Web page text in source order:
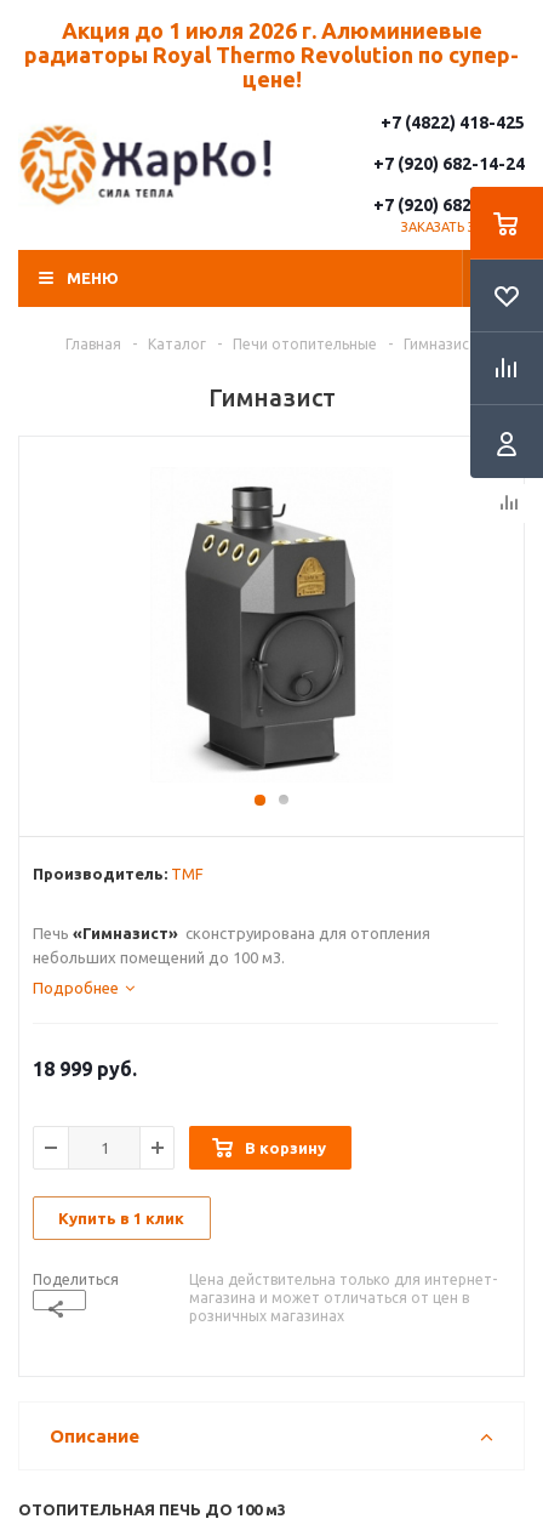
Акция до 1 июля 2026 г. Алюминиевые
радиаторы Royal Thermo Revolution по супер-
цене!
+7 (4822) 418-425
+7 (920) 682-14-24
+7 (920) 682-14-25
ЗАКАЗАТЬ ЗВОНОК
МЕНЮ
Главная - Каталог - Печи отопительные - Гимназист
Гимназист
Производитель: ТМF
Печь «Гимназист» сконструирована для отопления
небольших помещений до 100 м3.
Подробнее
18 999 руб.
В корзину
Купить в 1 клик
Поделиться
Цена действительна только для интернет-
магазина и может отличаться от цен в
розничных магазинах
Описание
ОТОПИТЕЛЬНАЯ ПЕЧЬ ДО 100 м3